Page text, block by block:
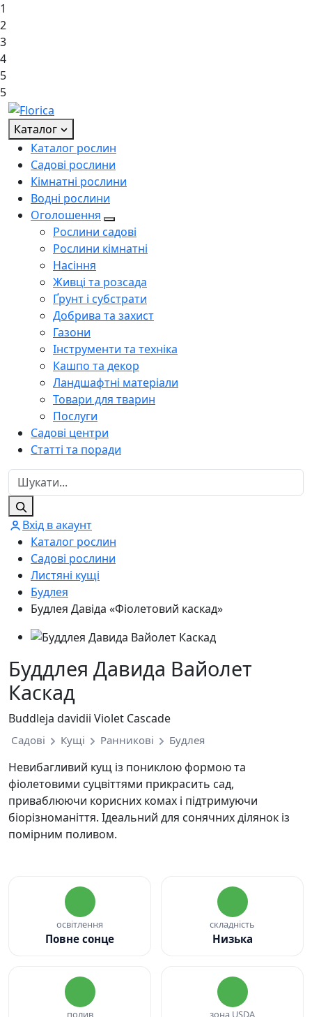
1
2
3
4
5
5
Каталог
Каталог рослин
Садові рослини
Кімнатні рослини
Водні рослини
Оголошення
Рослини садові
Рослини кімнатні
Насіння
Живці та розсада
Ґрунт і субстрати
Добрива та захист
Газони
Інструменти та техніка
Кашпо та декор
Ландшафтні матеріали
Товари для тварин
Послуги
Садові центри
Статті та поради
Вхід в акаунт
Каталог рослин
Садові рослини
Листяні кущі
Будлея
Будлея Давіда «Фіолетовий каскад»
Буддлея Давида Вайолет
Каскад
Buddleja davidii Violet Cascade
Садові Кущі Ранникові Будлея
Невибагливий кущ із пониклою формою та
фіолетовими суцвіттями прикрасить сад,
приваблюючи корисних комах і підтримуючи
біорізноманіття. Ідеальний для сонячних ділянок із
помірним поливом.
освітлення
Повне сонце
складність
Низька